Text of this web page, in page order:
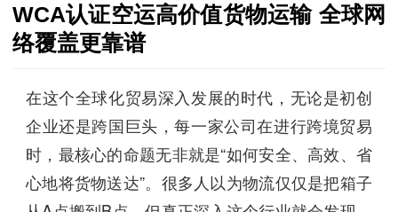
WCA认证空运高价值货物运输 全球网
络覆盖更靠谱
在这个全球化贸易深入发展的时代，无论是初创
企业还是跨国巨头，每一家公司在进行跨境贸易
时，最核心的命题无非就是“如何安全、高效、省
心地将货物送达”。很多人以为物流仅仅是把箱子